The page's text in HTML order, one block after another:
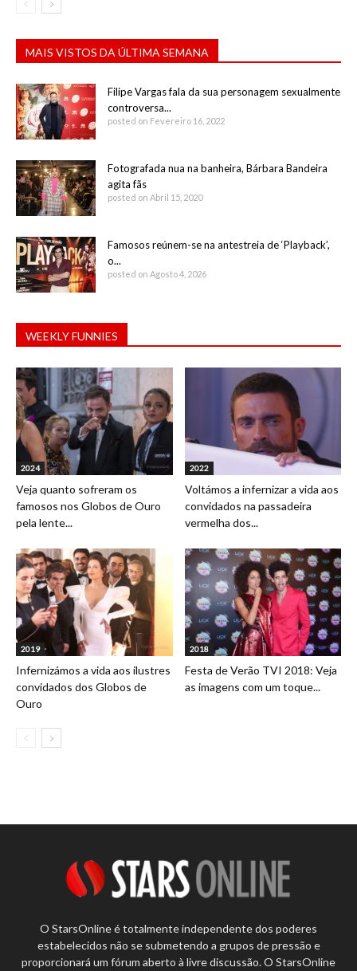
MAIS VISTOS DA ÚLTIMA SEMANA
Filipe Vargas fala da sua personagem sexualmente
controversa...
posted on Fevereiro 16, 2022
Fotografada nua na banheira, Bárbara Bandeira
agita fãs
posted on Abril 15, 2020
Famosos reúnem-se na antestreia de ‘Playback’,
o...
posted on Agosto 4, 2026
WEEKLY FUNNIES
2024
Veja quanto sofreram os
famosos nos Globos de Ouro
pela lente...
2022
Voltámos a infernizar a vida aos
convidados na passadeira
vermelha dos...
2019
Infernizámos a vida aos ilustres
convidados dos Globos de
Ouro
2018
Festa de Verão TVI 2018: Veja
as imagens com um toque...
O StarsOnline é totalmente independente dos poderes
estabelecidos não se submetendo a grupos de pressão e
proporcionará um fórum aberto à livre discussão. O StarsOnline